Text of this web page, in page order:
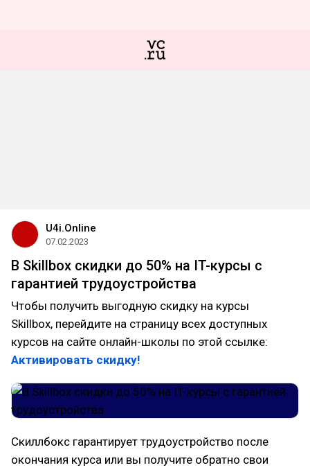
U4i.Online
07.02.2023
В Skillbox скидки до 50% на IT-курсы с
гарантией трудоустройства
Чтобы получить выгодную скидку на курсы
Skillbox, перейдите на страницу всех доступных
курсов на сайте онлайн-школы по этой ссылке:
Активировать скидку!
Скиллбокс гарантирует трудоустройство после
окончания курса или вы получите обратно свои